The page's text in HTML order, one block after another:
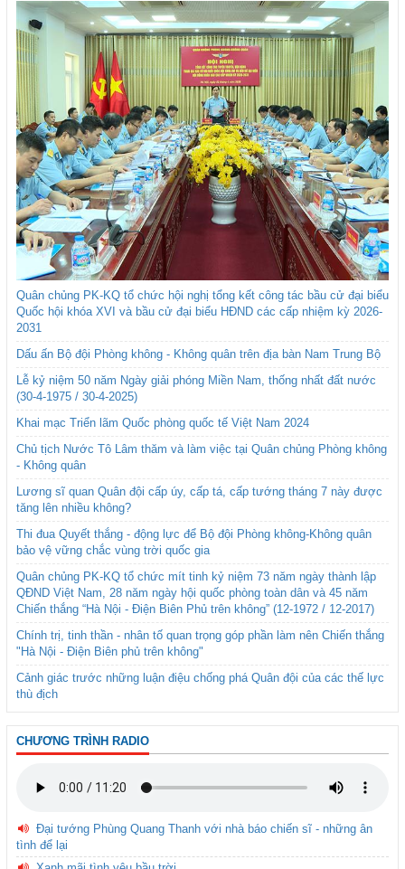
Quân chủng PK-KQ tổ chức hội nghị tổng kết công tác bầu cử đại biểu
Quốc hội khóa XVI và bầu cử đại biểu HĐND các cấp nhiệm kỳ 2026-
2031
Dấu ấn Bộ đội Phòng không - Không quân trên địa bàn Nam Trung Bộ
Lễ kỷ niệm 50 năm Ngày giải phóng Miền Nam, thống nhất đất nước
(30-4-1975 / 30-4-2025)
Khai mạc Triển lãm Quốc phòng quốc tế Việt Nam 2024
Chủ tịch Nước Tô Lâm thăm và làm việc tại Quân chủng Phòng không
- Không quân
Lương sĩ quan Quân đội cấp úy, cấp tá, cấp tướng tháng 7 này được
tăng lên nhiều không?
Thi đua Quyết thắng - động lực để Bộ đội Phòng không-Không quân
bảo vệ vững chắc vùng trời quốc gia
Quân chủng PK-KQ tổ chức mít tinh kỷ niệm 73 năm ngày thành lập
QĐND Việt Nam, 28 năm ngày hội quốc phòng toàn dân và 45 năm
Chiến thắng “Hà Nội - Điện Biên Phủ trên không” (12-1972 / 12-2017)
Chính trị, tinh thần - nhân tố quan trọng góp phần làm nên Chiến thắng
"Hà Nội - Điện Biên phủ trên không"
Cảnh giác trước những luận điệu chống phá Quân đội của các thế lực
thù địch
CHƯƠNG TRÌNH RADIO
Đại tướng Phùng Quang Thanh với nhà báo chiến sĩ - những ân
tình để lại